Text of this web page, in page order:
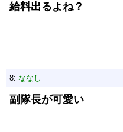
給料出るよね？
8: ななし
副隊長が可愛い